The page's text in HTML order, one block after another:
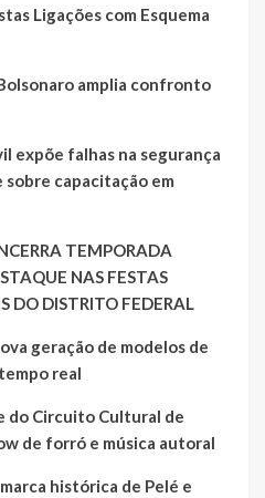
Ligações com Esquema
amplia confronto
expõe falhas na segurança
capacitação em
TEMPORADA
NAS FESTAS
DO DISTRITO FEDERAL
geração de modelos de
real
do Circuito Cultural de
de forró e música autoral
histórica de Pelé e